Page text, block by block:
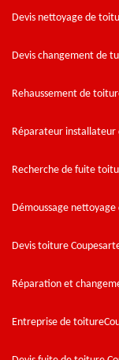
Devis nettoyage de
Devis changement de
Rehaussement de
Réparateur installateur
Recherche de fuite
Démoussage
Devis toiture
Réparation et
Entreprise de